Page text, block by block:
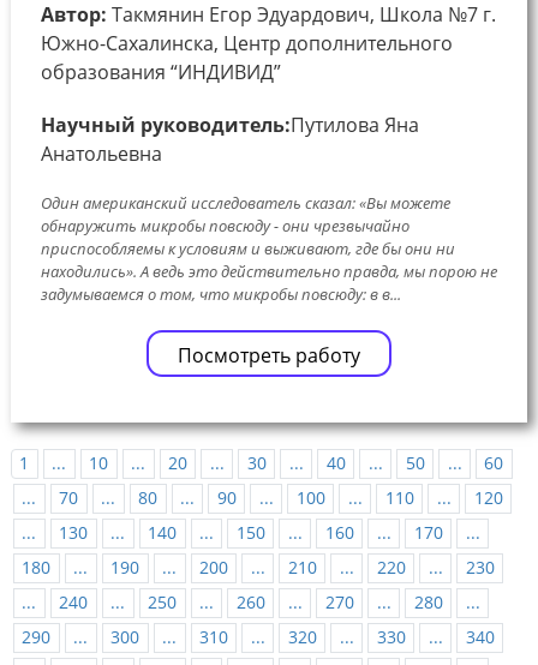
Автор: Такмянин Егор Эдуардович, Школа №7 г.
Южно-Сахалинска, Центр дополнительного
образования “ИНДИВИД”
Научный руководитель:Путилова Яна
Анатольевна
Один американский исследователь сказал: «Вы можете
обнаружить микробы повсюду - они чрезвычайно
приспособляемы к условиям и выживают, где бы они ни
находились». А ведь это действительно правда, мы порою не
задумываемся о том, что микробы повсюду: в в...
Посмотреть работу
1 ... 10 ... 20 ... 30 ... 40 ... 50 ...
60
...
70 ... 80 ... 90 ... 100 ... 110 ...
120
...
130 ... 140 ... 150 ... 160 ... 170
...
180
... 190 ... 200 ... 210 ... 220 ...
230
...
240 ... 250 ... 260 ... 270 ... 280
...
290
... 300 ... 310 ... 320 ... 330 ...
340